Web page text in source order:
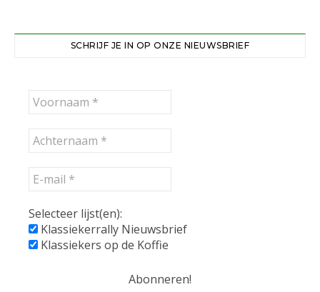
SCHRIJF JE IN OP ONZE NIEUWSBRIEF
Selecteer lijst(en):
Klassiekerrally Nieuwsbrief
Klassiekers op de Koffie